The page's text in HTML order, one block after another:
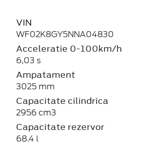
VIN
WF02K8GY5NNA04830
Acceleratie 0-100km/h
6,03 s
Ampatament
3025 mm
Capacitate cilindrica
2956 cm3
Capacitate rezervor
68.4 l